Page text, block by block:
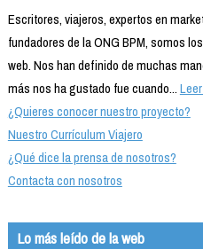
Escritores, viajeros, expertos en
fundadores de la ONG BPM, somos
web. Nos han definido de muchas
más nos ha gustado fue cuando...
¿Quieres conocer nuestro proyecto?
Nuestro Currículum Viajero
¿Qué dice la prensa de nosotros?
Contacta con nosotros
Lo más leído de la web